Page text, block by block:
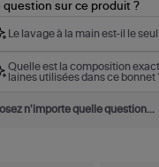
question sur ce produit ?
Le lavage à la main est-il le
Quelle est la composition
laines utilisées dans ce bonnet